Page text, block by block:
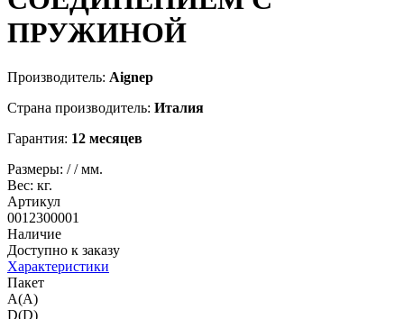
ПРУЖИНОЙ
Производитель: Aignep
Страна производитель: Италия
Гарантия: 12 месяцев
Размеры: //мм.
Вес: кг.
Артикул
0012300001
Наличие
Доступно к заказу
Характеристики
Пакет
A(A)
D(D)